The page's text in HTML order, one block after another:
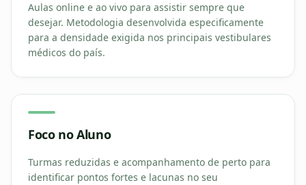
Aulas online e ao vivo para assistir sempre que
desejar. Metodologia desenvolvida especificamente
para a densidade exigida nos principais vestibulares
médicos do país.
Foco no Aluno
Turmas reduzidas e acompanhamento de perto para
identificar pontos fortes e lacunas no seu